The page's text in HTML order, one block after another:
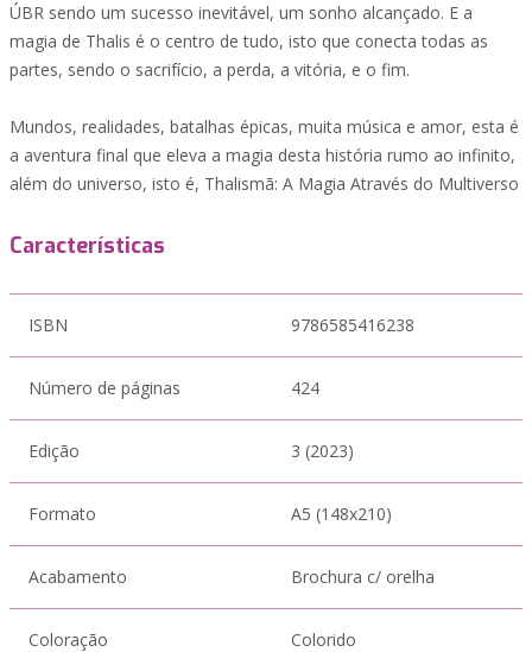
ÚBR sendo um sucesso inevitável, um sonho alcançado. E a
magia de Thalis é o centro de tudo, isto que conecta todas as
partes, sendo o sacrifício, a perda, a vitória, e o fim.
Mundos, realidades, batalhas épicas, muita música e amor, esta é
a aventura final que eleva a magia desta história rumo ao infinito,
além do universo, isto é, Thalismã: A Magia Através do Multiverso
Características
ISBN 9786585416238
Número de páginas 424
Edição 3 (2023)
Formato A5 (148x210)
Acabamento Brochura c/ orelha
Coloração Colorido